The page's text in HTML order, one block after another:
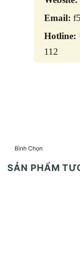
Email:
Hotline:
112
Bình Chọn
SẢN PHẨM